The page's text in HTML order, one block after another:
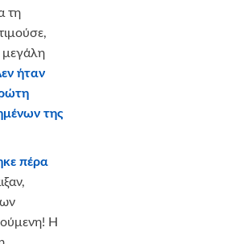
τη
μεγάλη
ήταν
της
πέρα
Η